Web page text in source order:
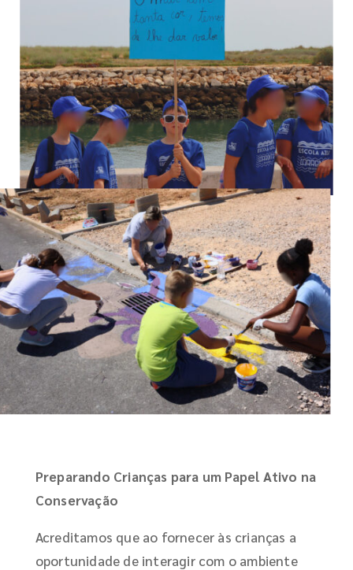
Preparando Crianças para um Papel Ativo na
Conservação
Acreditamos que ao fornecer às crianças a
oportunidade de interagir com o ambiente